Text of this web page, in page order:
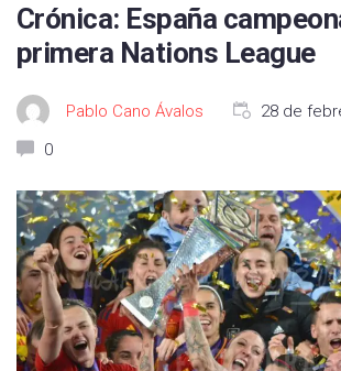
Crónica: España
primera Nations League
Pablo Cano Ávalos
28 de
0